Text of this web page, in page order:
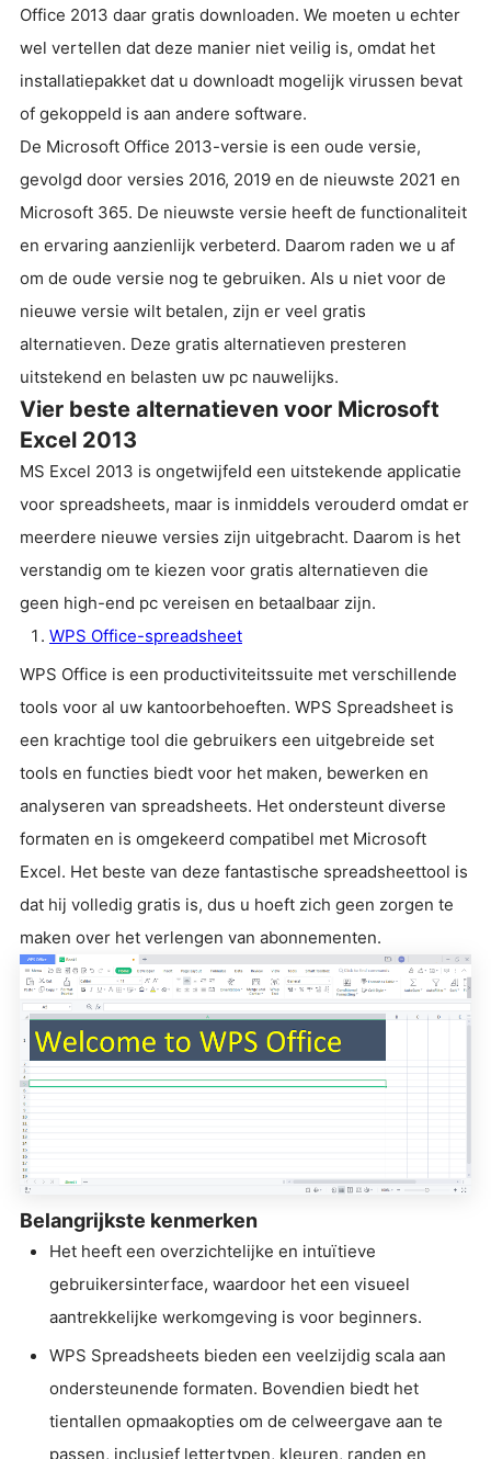
Office 2013 daar gratis downloaden. We moeten u echter
wel vertellen dat deze manier niet veilig is, omdat het
installatiepakket dat u downloadt mogelijk virussen bevat
of gekoppeld is aan andere software.
De Microsoft Office 2013-versie is een oude versie,
gevolgd door versies 2016, 2019 en de nieuwste 2021 en
Microsoft 365. De nieuwste versie heeft de functionaliteit
en ervaring aanzienlijk verbeterd. Daarom raden we u af
om de oude versie nog te gebruiken. Als u niet voor de
nieuwe versie wilt betalen, zijn er veel gratis
alternatieven. Deze gratis alternatieven presteren
uitstekend en belasten uw pc nauwelijks.
Vier beste alternatieven voor Microsoft
Excel 2013
MS Excel 2013 is ongetwijfeld een uitstekende applicatie
voor spreadsheets, maar is inmiddels verouderd omdat er
meerdere nieuwe versies zijn uitgebracht. Daarom is het
verstandig om te kiezen voor gratis alternatieven die
geen high-end pc vereisen en betaalbaar zijn.
WPS Office-spreadsheet
WPS Office is een productiviteitssuite met verschillende
tools voor al uw kantoorbehoeften. WPS Spreadsheet is
een krachtige tool die gebruikers een uitgebreide set
tools en functies biedt voor het maken, bewerken en
analyseren van spreadsheets. Het ondersteunt diverse
formaten en is omgekeerd compatibel met Microsoft
Excel. Het beste van deze fantastische spreadsheettool is
dat hij volledig gratis is, dus u hoeft zich geen zorgen te
maken over het verlengen van abonnementen.
Belangrijkste kenmerken
Het heeft een overzichtelijke en intuïtieve
gebruikersinterface, waardoor het een visueel
aantrekkelijke werkomgeving is voor beginners.
WPS Spreadsheets bieden een veelzijdig scala aan
ondersteunende formaten. Bovendien biedt het
tientallen opmaakopties om de celweergave aan te
passen, inclusief lettertypen, kleuren, randen en